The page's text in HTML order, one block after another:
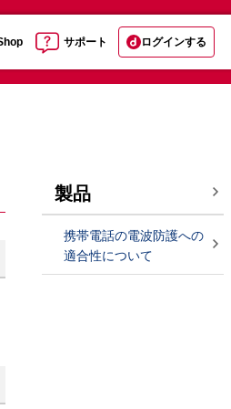
サポート ログインする
製品
携帯電話の電波防護への
適合性について